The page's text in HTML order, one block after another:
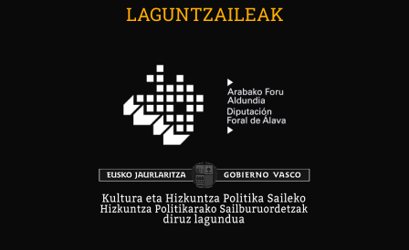
LAGUNTZAILEAK